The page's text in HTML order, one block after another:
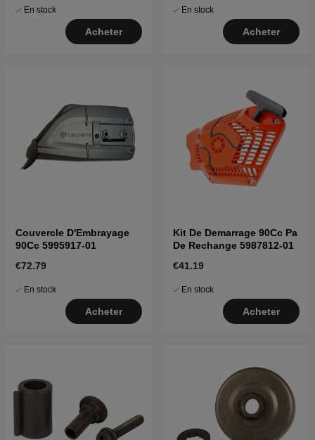
En stock
Acheter
En stock
Acheter
Couvercle D'Embrayage
90Cc 5995917-01
€72.79
En stock
Acheter
Kit De Demarrage 90Cc Pa
De Rechange 5987812-01
€41.19
En stock
Acheter